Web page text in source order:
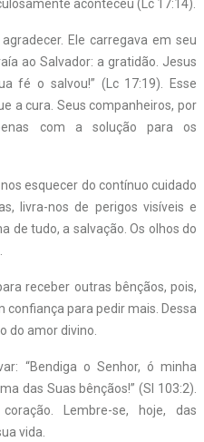
aconteceu (Lc 17:14).
Ele carregava em seu
ao Salvador: a gratidão. Jesus
fé o salvou!” (Lc 17:19). Esse
a cura. Seus companheiros, por
com a solução para os
esquecer do contínuo cuidado
livra-nos de perigos visíveis e
de tudo, a salvação. Os olhos do
receber outras bênçãos, pois,
confiança para pedir mais. Dessa
do amor divino.
“Bendiga o Senhor, ó minha
das Suas bênçãos!” (Sl 103:2).
Lembre-se, hoje, das
vida.